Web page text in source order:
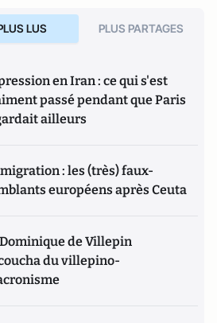
LUS PLUS PARTAGES
en Iran : ce qui s'est
passé pendant que Paris
ailleurs
: les (très) faux-
européens après Ceuta
de Villepin
du villepino-